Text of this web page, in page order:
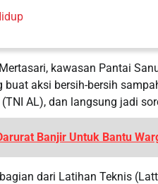
kawasan Pantai
aksi bersih-bersih
AL), dan langsung jadi
Banjir Untuk Bantu
dari Latihan Teknis